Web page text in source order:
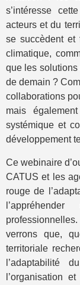
s’intéresse
acteurs et du
se succèdent et
climatique,
que les solutions
de demain ?
collaborations
mais
systémique et
développement
Ce webinaire
CATUS et les
rouge de
verrons que,
territoriale
l’adaptabilité
l’organisation